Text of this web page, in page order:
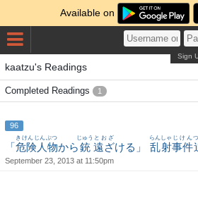
Available on
Sign
kaatzu's Readings
Completed Readings 1
96
「危険人物
きけんじんぶつ
から銃
じゅう
遠ざ
とおざ
ける」 乱射
らんしゃ
事件
じけん
September 23, 2013 at 11:50pm